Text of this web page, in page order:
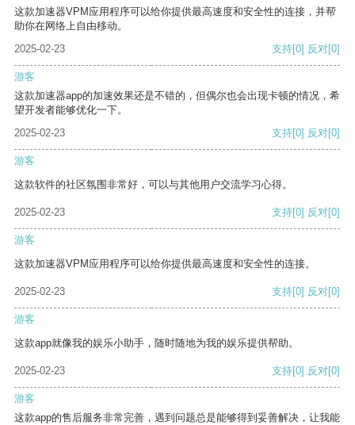
这款加速器VPM应用程序可以给你提供最高速度和安全性的连接，并帮
助你在网络上自由移动。
2025-02-23
支持[0] 反对[0]
游客
这款加速器app的加速效果还是不错的，但偶尔也会出现卡顿的情况，希
望开发者能够优化一下。
2025-02-23
支持[0] 反对[0]
游客
这款软件的社区氛围非常好，可以与其他用户交流学习心得。
2025-02-23 支持[0] 反对[0]
游客
这款加速器VPM应用程序可以给你提供最高速度和安全性的连接。
2025-02-23 支持[0] 反对[0]
游客
这款app就像我的娱乐小助手，随时随地为我的娱乐提供帮助。
2025-02-23 支持[0] 反对[0]
游客
这款app的售后服务非常完善，遇到问题总是能够得到妥善解决，让我能